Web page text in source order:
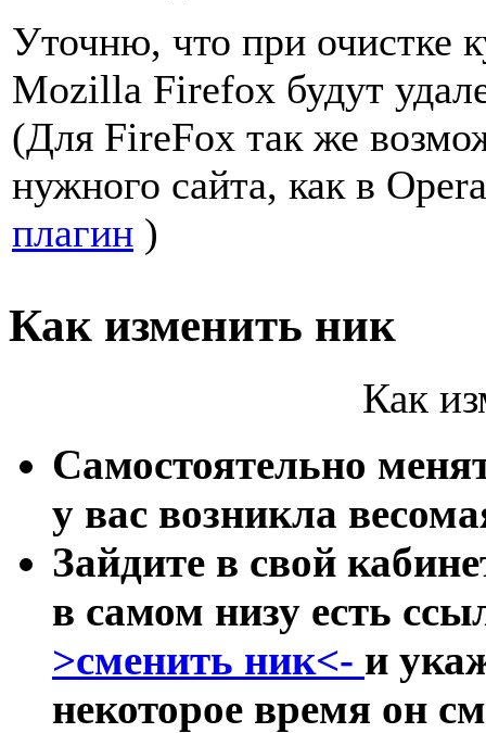
Уточню, что при очистке
Mozilla Firefox будут
(Для FireFox так же
нужного сайта, как в
плагин )
Как изменить ник
Как
Самостоятельно
у вас возникла
Зайдите в свой
в самом низу есть
>сменить ник<- и
некоторое время он